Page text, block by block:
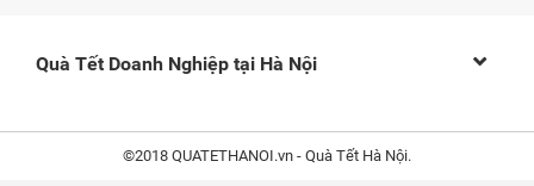
Quà Tết Doanh Nghiệp tại Hà Nội
©2018 QUATETHANOI.vn - Quà Tết Hà Nội.